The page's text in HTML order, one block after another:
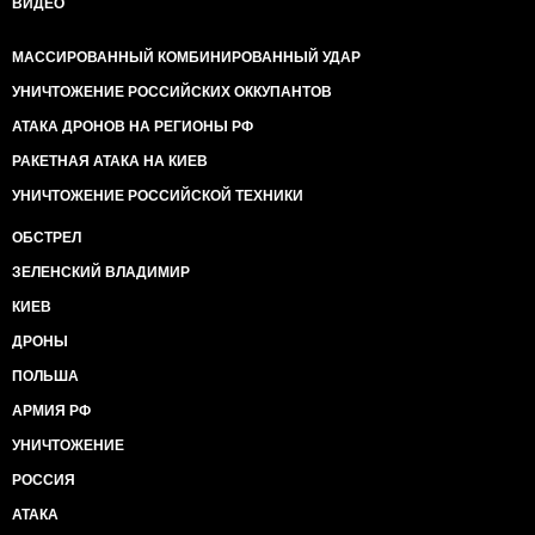
ВИДЕО
МАССИРОВАННЫЙ КОМБИНИРОВАННЫЙ УДАР
УНИЧТОЖЕНИЕ РОССИЙСКИХ ОККУПАНТОВ
АТАКА ДРОНОВ НА РЕГИОНЫ РФ
РАКЕТНАЯ АТАКА НА КИЕВ
УНИЧТОЖЕНИЕ РОССИЙСКОЙ ТЕХНИКИ
ОБСТРЕЛ
ЗЕЛЕНСКИЙ ВЛАДИМИР
КИЕВ
ДРОНЫ
ПОЛЬША
АРМИЯ РФ
УНИЧТОЖЕНИЕ
РОССИЯ
АТАКА